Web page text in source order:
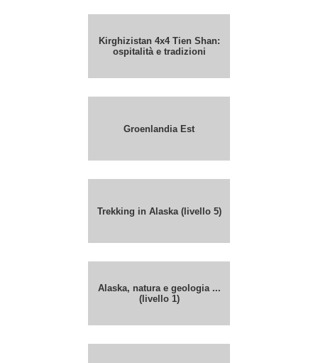
Kirghizistan 4x4 Tien Shan:
ospitalità e tradizioni
Groenlandia Est
Trekking in Alaska (livello 5)
Alaska, natura e geologia ...
(livello 1)